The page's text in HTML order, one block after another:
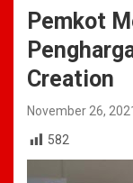
Pemkot
Creation
November 26, 2021
582